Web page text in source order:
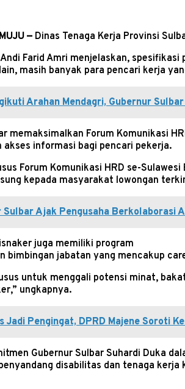
— Dinas Tenaga Kerja Provinsi
Farid Amri menjelaskan,
masih banyak para pencari kerja
Arahan Mendagri, Gubernur
memaksimalkan Forum Komunikasi
informasi bagi pencari pekerja.
Forum Komunikasi HRD se-
kepada masyarakat lowongan
Sulbar Ajak Pengusaha Berkolaborasi
juga memiliki program
bimbingan jabatan yang mencakup
untuk menggali potensi minat,
ungkapnya.
Jadi Pengingat, DPRD Majene Soroti
Gubernur Sulbar Suhardi Duka
disabilitas dan tenaga kerja